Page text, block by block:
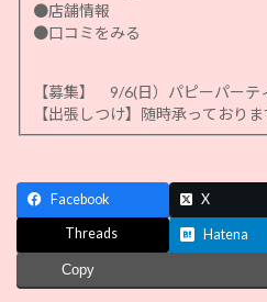
●店舗情報
●口コミをみる
【募集】 9/6(日）パピーパーテ
【出張しつけ】随時承っており
Facebook X
Threads Hatena
Copy